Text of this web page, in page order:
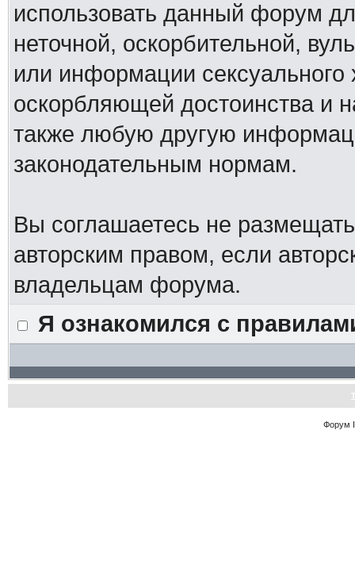
использовать данный форум
неточной, оскорбительной,
или информации
оскорбляющей достоинства и
также любую другую
законодательным нормам.
Вы соглашаетесь не
авторским правом, если
владельцам форума.
Я ознакомился с
Форум